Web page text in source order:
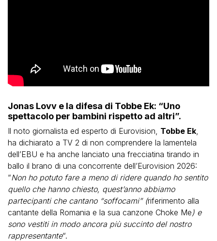
Jonas Lovv e la difesa di Tobbe Ek: “Uno
spettacolo per bambini rispetto ad altri”.
Il noto giornalista ed esperto di Eurovision, Tobbe Ek,
ha dichiarato a TV 2 di non comprendere la lamentela
dell’EBU e ha anche lanciato una frecciatina tirando in
ballo il brano di una concorrente dell’Eurovision 2026:
“Non ho potuto fare a meno di ridere quando ho sentito
quello che hanno chiesto, quest’anno abbiamo
partecipanti che cantano “soffocami” (riferimento alla
cantante della Romania e la sua canzone Choke Me) e
sono vestiti in modo ancora più succinto del nostro
rappresentante“.